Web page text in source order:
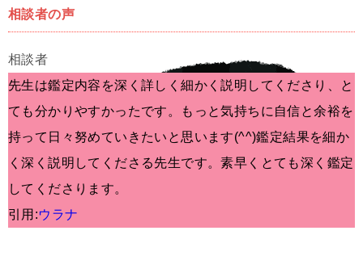
相談者の声
先生は鑑定内容を深く詳しく細かく説明してくださり、と
ても分かりやすかったです。もっと気持ちに自信と余裕を
持って日々努めていきたいと思います(^^)鑑定結果を細か
く深く説明してくださる先生です。素早くとても深く鑑定
してくださります。
引用:ウラナ